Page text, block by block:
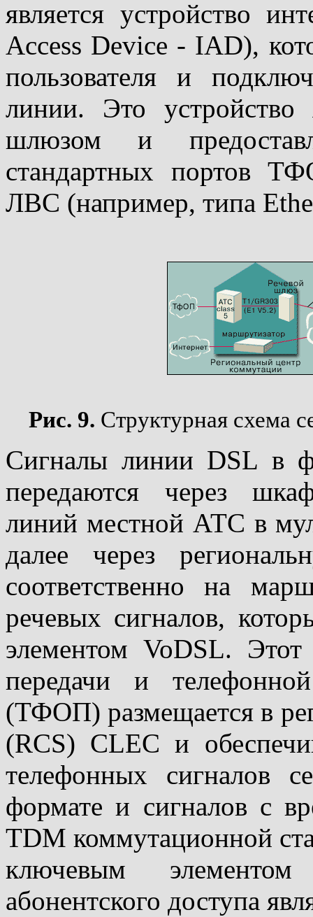
является устройство
Access Device - IAD),
пользователя и
линии. Это устройство
шлюзом и
стандартных портов
ЛВС (например, типа
Рис. 9. Структурная схема
Сигналы линии DSL в
передаются через
линий местной АТС в
далее через
соответственно на
речевых сигналов,
элементом VoDSL.
передачи и
(ТФОП) размещается в
(RCS) CLEC и
телефонных сигналов
формате и сигналов с
TDM коммутационной
ключевым элементом
абонентского доступа